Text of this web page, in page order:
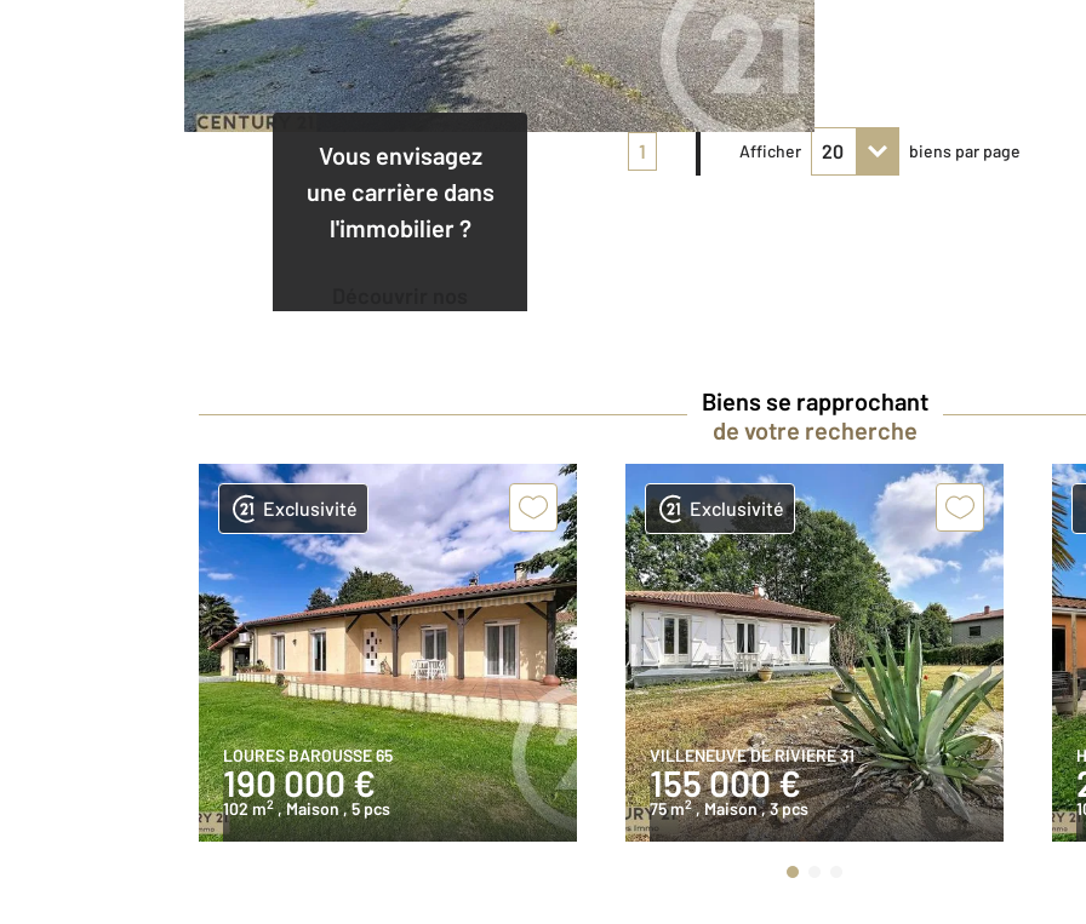
Vous envisagez
une carrière dans
l'immobilier ?
1 Afficher biens par page
Biens se rapprochant
de votre recherche
Exclusivité
LOURES BAROUSSE 65
190 000 €
102 m2 , Maison , 5 pcs
Exclusivité
VILLENEUVE DE RIVIERE 31
155 000 €
75 m2 , Maison, 3 pcs